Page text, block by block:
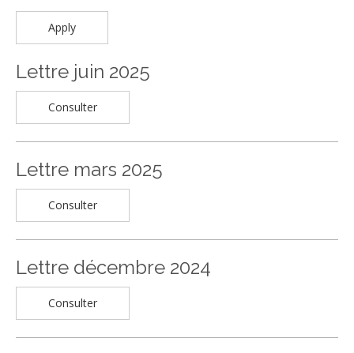
Apply
Lettre juin 2025
Consulter
Lettre mars 2025
Consulter
Lettre décembre 2024
Consulter